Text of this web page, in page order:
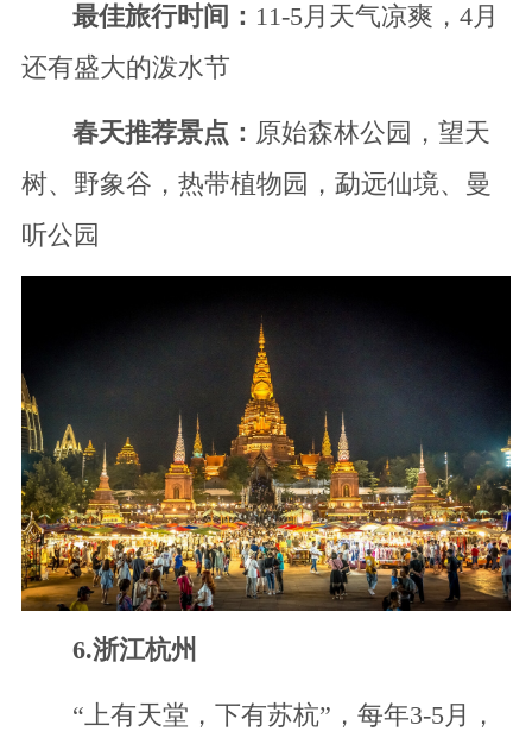
最佳旅行时间： 11-5月天气凉爽，4月
还有盛大的泼水节
春天推荐景点： 原始森林公园，望天
树、野象谷，热带植物园，勐远仙境、曼
听公园
6.浙江杭州
“上有天堂，下有苏杭”，每年3-5月，